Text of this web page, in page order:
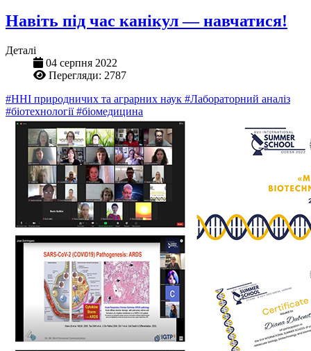
Навіть під час канікул — навчатися!
Деталі
04 серпня 2022
Перегляди: 2787
#ННІ природничих та аграрних наук #Лабораторний аналіз
#біотехнології#біомедицина